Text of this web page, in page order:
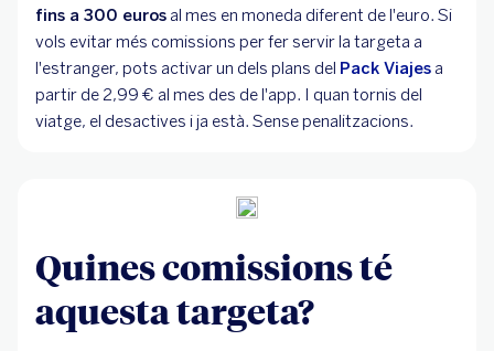
fins a 300 euros al mes en moneda diferent de l'euro. Si
vols evitar més comissions per fer servir la targeta a
l'estranger, pots activar un dels plans del Pack Viajes a
partir de 2,99 € al mes des de l'app. I quan tornis del
viatge, el desactives i ja està. Sense penalitzacions.
Quines comissions té
aquesta targeta?